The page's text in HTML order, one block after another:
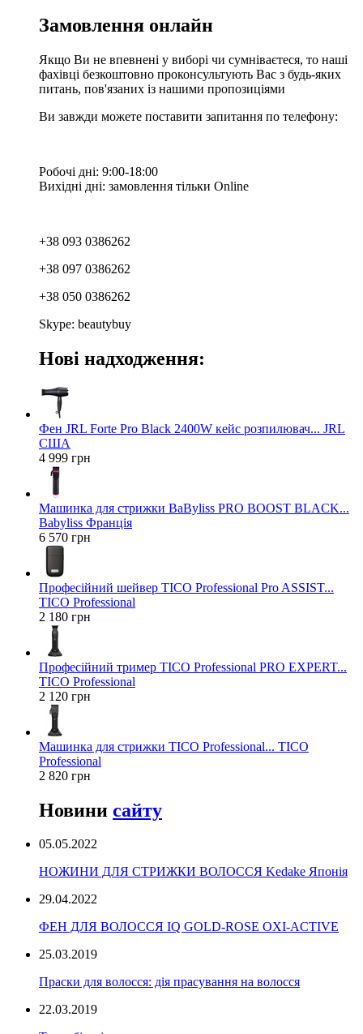
Замовлення онлайн
Якщо Ви не впевнені у виборі чи сумніваєтеся, то наші
фахівці безкоштовно проконсультують Вас з будь-яких
питань, пов'язаних із нашими пропозиціями
Ви завжди можете поставити запитання по телефону:
Робочі дні: 9:00-18:00
Вихідні дні: замовлення тільки Online
+38 093 0386262
+38 097 0386262
+38 050 0386262
Skype: beautybuy
Нові надходження:
Фен JRL Forte Pro Black 2400W кейс розпилювач... JRL
США
4 999 грн
Машинка для стрижки BaByliss PRO BOOST BLACK...
Babyliss Франція
6 570 грн
Професійний шейвер TICO Professional Pro ASSIST...
TICO Professional
2 180 грн
Професійний тример TICO Professional PRO EXPERT...
TICO Professional
2 120 грн
Машинка для стрижки TICO Professional... TICO
Professional
2 820 грн
Новини сайту
05.05.2022
НОЖИНИ ДЛЯ СТРИЖКИ ВОЛОССЯ Kedake Японія
29.04.2022
ФЕН ДЛЯ ВОЛОССЯ IQ GOLD-ROSE OXI-ACTIVE
25.03.2019
Праски для волосся: дія прасування на волосся
22.03.2019